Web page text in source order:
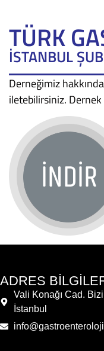
TÜRK
İSTANBUL
Derneğimiz
iletebilirsiniz. Dernek
ADRES
Vali Konağı Cad.
İstanbul